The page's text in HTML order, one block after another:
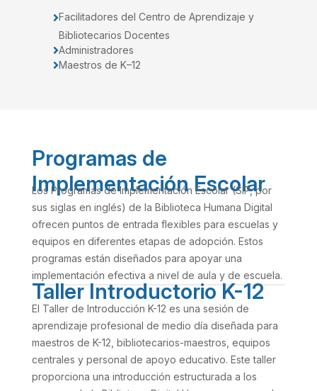
Facilitadores del Centro de Aprendizaje y
Bibliotecarios Docentes
Administradores
Maestros de K–12
Programas de
Implementación Escolar
Los Programas de Implementación Escolar (SIP, por
sus siglas en inglés) de la Biblioteca Humana Digital
ofrecen puntos de entrada flexibles para escuelas y
equipos en diferentes etapas de adopción. Estos
programas están diseñados para apoyar una
implementación efectiva a nivel de aula y de escuela.
Taller Introductorio K-12
El Taller de Introducción K-12 es una sesión de
aprendizaje profesional de medio día diseñada para
maestros de K-12, bibliotecarios-maestros, equipos
centrales y personal de apoyo educativo. Este taller
proporciona una introducción estructurada a los